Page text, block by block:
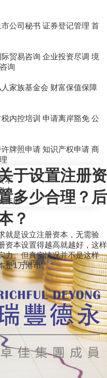
市公司秘书 证券登记管理 首
际贸易咨询 企业投资尽调 境
询
人家族基金会 财富保值保障
税内控培训 申请离岸豁免 公
许牌照申请 知识产权申请 商
首页>知识百科>
于设置注册资
多少合理？后
？
就是设立注册资本，无需验
资本设置得越高就越好，这样
力。但真实情况并不是这样
是1万港币。
本
本
作用